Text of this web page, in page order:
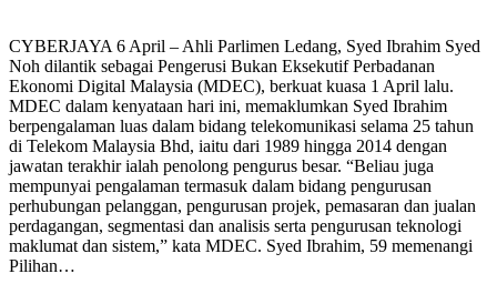
CYBERJAYA 6 April – Ahli Parlimen Ledang, Syed Ibrahim Syed
Noh dilantik sebagai Pengerusi Bukan Eksekutif Perbadanan
Ekonomi Digital Malaysia (MDEC), berkuat kuasa 1 April lalu.
MDEC dalam kenyataan hari ini, memaklumkan Syed Ibrahim
berpengalaman luas dalam bidang telekomunikasi selama 25 tahun
di Telekom Malaysia Bhd, iaitu dari 1989 hingga 2014 dengan
jawatan terakhir ialah penolong pengurus besar. “Beliau juga
mempunyai pengalaman termasuk dalam bidang pengurusan
perhubungan pelanggan, pengurusan projek, pemasaran dan jualan
perdagangan, segmentasi dan analisis serta pengurusan teknologi
maklumat dan sistem,” kata MDEC. Syed Ibrahim, 59 memenangi
Pilihan…